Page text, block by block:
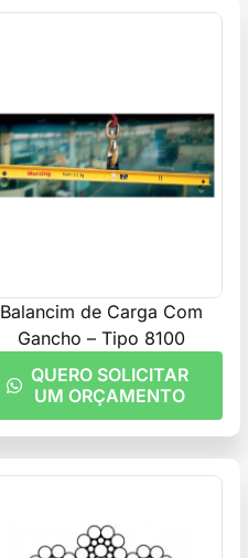
Balancim de Carga Com
Gancho – Tipo 8100
QUERO SOLICITAR
UM ORÇAMENTO